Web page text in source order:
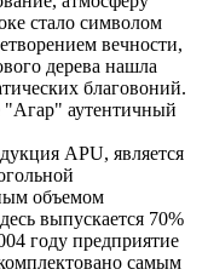
стало символом
вечности,
дерева нашла
благовоний.
"Агар" аутентичный
APU, является
объемом
выпускается 70%
году предприятие
самым